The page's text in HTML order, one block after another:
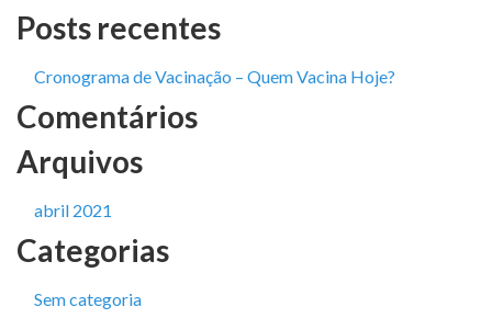
Posts recentes
Cronograma de Vacinação – Quem Vacina Hoje?
Comentários
Arquivos
abril 2021
Categorias
Sem categoria